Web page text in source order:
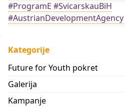
#ProgramE #SvicarskauBiH
#AustrianDevelopmentAgency
Kategorije
Future for Youth pokret
Galerija
Kampanje